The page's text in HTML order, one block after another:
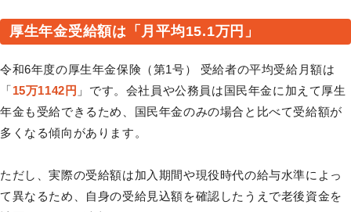
厚生年金受給額は「月平均15.1万円」
令和6年度の厚生年金保険（第1号） 受給者の平均受給月額は
「15万1142円 」です。会社員や公務員は国民年金に加えて厚生
年金も受給できるため、国民年金のみの場合と比べて受給額が
多くなる傾向があります。
ただし、実際の受給額は加入期間や現役時代の給与水準によっ
て異なるため、自身の受給見込額を確認したうえで老後資金を